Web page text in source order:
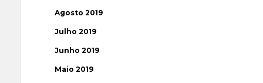
Agosto 2019
Julho 2019
Junho 2019
Maio 2019